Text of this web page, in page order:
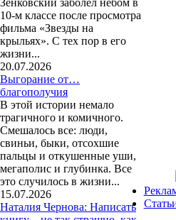
Зенковский заболел небом в
10-м классе после просмотра
фильма «Звезды на
крыльях». С тех пор в его
жизни...
20.07.2026
Выгорание от…
благополучия
В этой истории немало
трагичного и комичного.
Смешалось все: люди,
свиньи, быки, отсохшие
пальцы и откушенные уши,
мегаполис и глубинка. Все
это случилось в жизни...
15.07.2026
Наталия Чернова: Написать